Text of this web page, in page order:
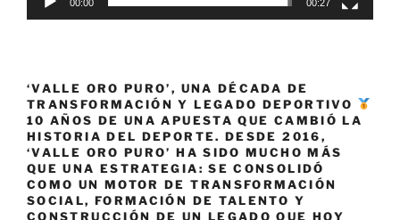
00:00 00:27
‘VALLE ORO PURO’, UNA DÉCADA DE
TRANSFORMACIÓN Y LEGADO DEPORTIVO
10 AÑOS DE UNA APUESTA QUE CAMBIÓ LA
HISTORIA DEL DEPORTE. DESDE 2016,
‘VALLE ORO PURO’ HA SIDO MUCHO MÁS
QUE UNA ESTRATEGIA: SE CONSOLIDÓ
COMO UN MOTOR DE TRANSFORMACIÓN
SOCIAL, FORMACIÓN DE TALENTO Y
CONSTRUCCIÓN DE UN LEGADO QUE HOY